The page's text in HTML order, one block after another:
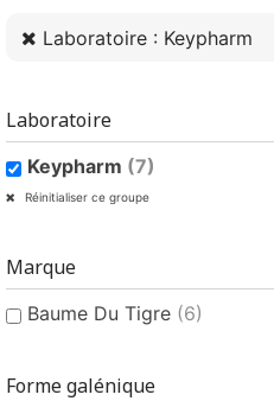
Laboratoire : Keypharm
Laboratoire
Keypharm (7)
Réinitialiser ce groupe
Marque
Baume Du Tigre (6)
Forme galénique